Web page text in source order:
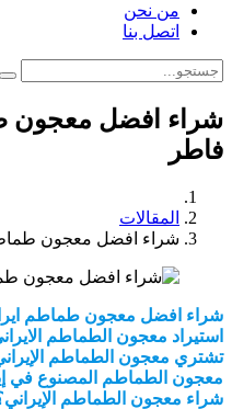
من نحن
اتصل بنا
شراء افضل معجون
فاطر
المقالات
شراء افضل معجون
شراء افضل معجون طماطم
استيراد معجون الطماطم
تشتري معجون الطماطم
معجون الطماطم المصنوع في
شراء معجون الطماطم